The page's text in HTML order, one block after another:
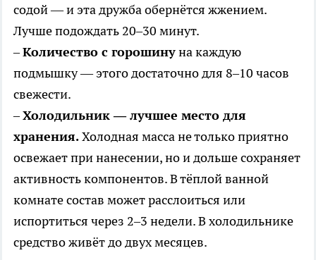
содой — и эта дружба обернётся жжением.
Лучше подождать 20–30 минут.
–Количество с горошинуна каждую
подмышку — этого достаточно для 8–10 часов
свежести.
–Холодильник — лучшее место для
хранения.Холодная масса не только приятно
освежает при нанесении, но и дольше сохраняет
активность компонентов. В тёплой ванной
комнате состав может расслоиться или
испортиться через 2–3 недели. В холодильнике
средство живёт до двух месяцев.